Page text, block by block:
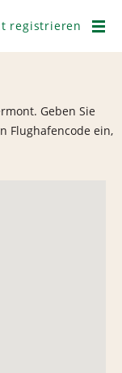
registrieren
Geben Sie
Flughafencode ein,